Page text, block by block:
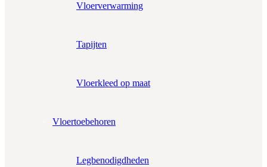
Vloerverwarming
Tapijten
Vloerkleed op maat
Vloertoebehoren
Legbenodigdheden
Aantal pakken (0.9 m²)
€4.25 per stuk